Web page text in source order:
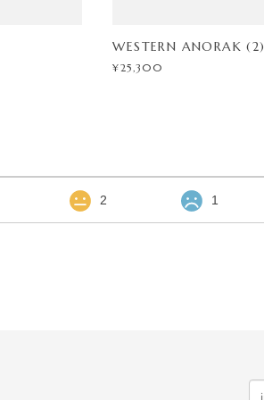
WESTERN ANORAK (2)
¥25,300
2 1